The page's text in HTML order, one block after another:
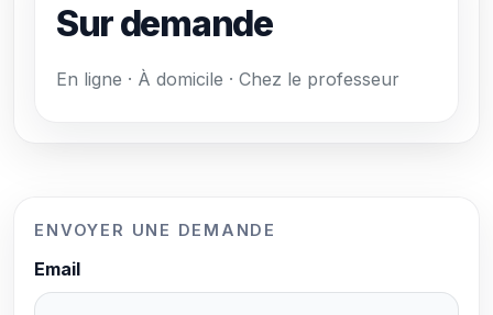
Sur demande
En ligne · À domicile · Chez le professeur
ENVOYER UNE DEMANDE
Email